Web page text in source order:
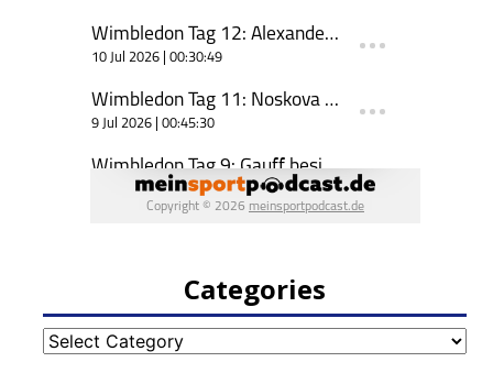
Categories
Categories